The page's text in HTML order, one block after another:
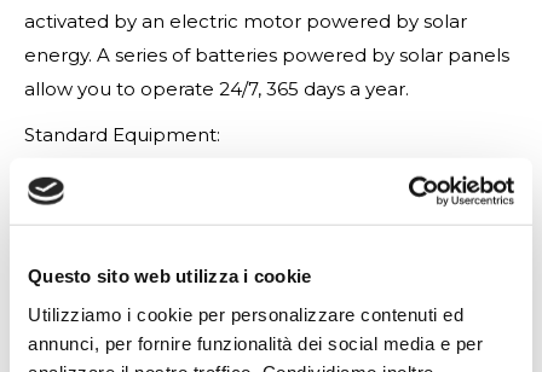
Questo sito web utilizza i cookie
Utilizziamo i cookie per personalizzare contenuti ed
annunci, per fornire funzionalità dei social media e per
activated by an electric motor powered by solar
energy. A series of batteries powered by solar panels
allow you to operate 24/7, 365 days a year.
Standard Equipment:
– Automatic brake;
– End rewinding stop;
– 2 wheels sprinkler cart
– Sprinkler with nozzles’ series;